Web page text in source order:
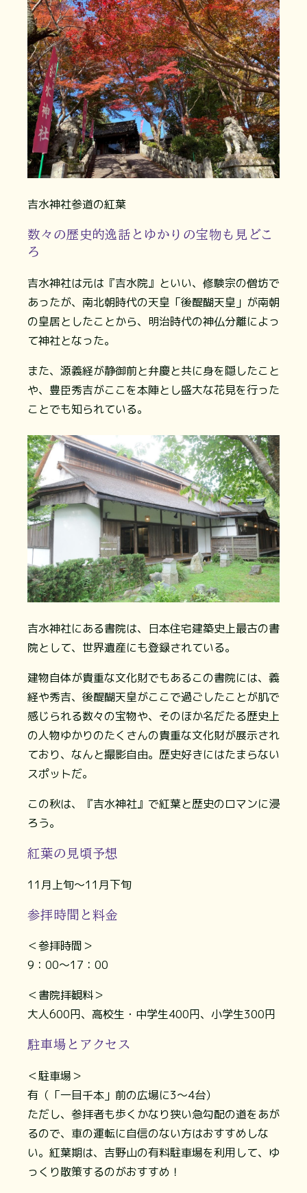
吉水神社参道の紅葉
数々の歴史的逸話とゆかりの宝物も見どこ
ろ
吉水神社は元は『吉水院』といい、修験宗の僧坊で
あったが、南北朝時代の天皇「後醍醐天皇」が南朝
の皇居としたことから、明治時代の神仏分離によっ
て神社となった。
また、源義経が静御前と弁慶と共に身を隠したこと
や、豊臣秀吉がここを本陣とし盛大な花見を行った
ことでも知られている。
吉水神社にある書院は、日本住宅建築史上最古の書
院として、世界遺産にも登録されている。
建物自体が貴重な文化財でもあるこの書院には、義
経や秀吉、後醍醐天皇がここで過ごしたことが肌で
感じられる数々の宝物や、そのほか名だたる歴史上
の人物ゆかりのたくさんの貴重な文化財が展示され
ており、なんと撮影自由。歴史好きにはたまらない
スポットだ。
この秋は、『吉水神社』で紅葉と歴史のロマンに浸
ろう。
紅葉の見頃予想
11月上旬～11月下旬
参拝時間と料金
＜参拝時間＞
9：00～17：00
＜書院拝観料＞
大人600円、高校生・中学生400円、小学生300円
駐車場とアクセス
＜駐車場＞
有（「一目千本」前の広場に3～4台）
ただし、参拝者も歩くかなり狭い急勾配の道をあが
るので、車の運転に自信のない方はおすすめしな
い。紅葉期は、吉野山の有料駐車場を利用して、ゆ
っくり散策するのがおすすめ！